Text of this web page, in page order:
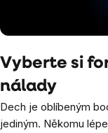
Vyberte si
nálady
Dech je oblíbeným
jediným. Někomu